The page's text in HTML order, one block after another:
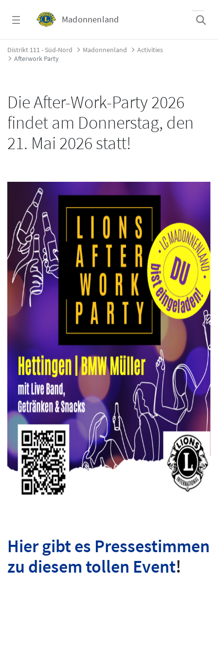
Madonnenland
Afterwork Party - Madonnenland
Distrikt 111 - Süd-Nord Madonnenland
Activities
Afterwork Party
Die After-Work-Party 2026
findet am Donnerstag, den
21. Mai 2026 statt!
Hier gibt es Pressestimmen
zu diesem tollen Event!